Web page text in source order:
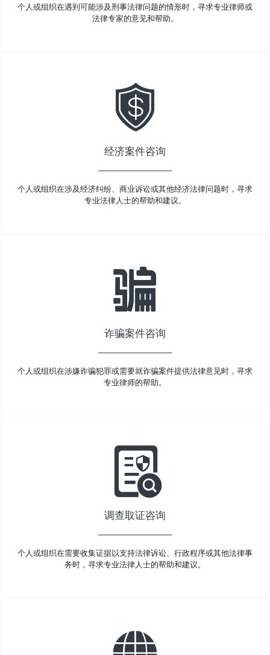
个人或组织在遇到可能涉及刑事法律问题的情形时，寻求专业律师或
法律专家的意见和帮助。
经济案件咨询
个人或组织在涉及经济纠纷、商业诉讼或其他经济法律问题时，寻求
专业法律人士的帮助和建议。
诈骗案件咨询
个人或组织在涉嫌诈骗犯罪或需要就诈骗案件提供法律意见时，寻求
专业律师的帮助。
调查取证咨询
个人或组织在需要收集证据以支持法律诉讼、行政程序或其他法律事
务时，寻求专业法律人士的帮助和建议。